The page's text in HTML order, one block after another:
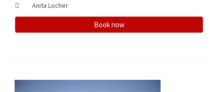
Anita Locher
Book now